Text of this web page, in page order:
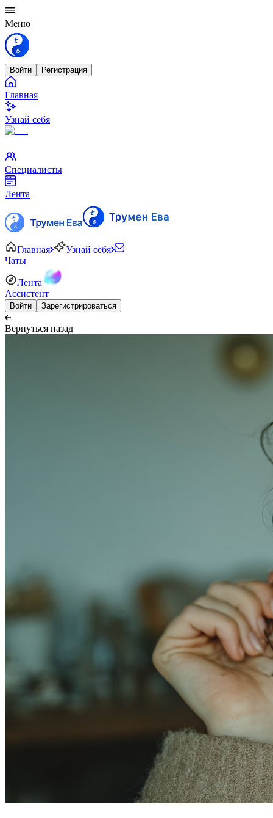
Меню
Войти Регистрация
Главная
Узнай себя
Специалисты
Лента
Главная
Узнай себя
Чаты
Лента
Ассистент
Войти Зарегистрироваться
Вернуться назад